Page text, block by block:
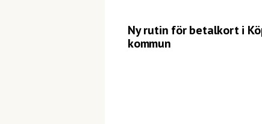
Ny rutin för betalkort i
kommun